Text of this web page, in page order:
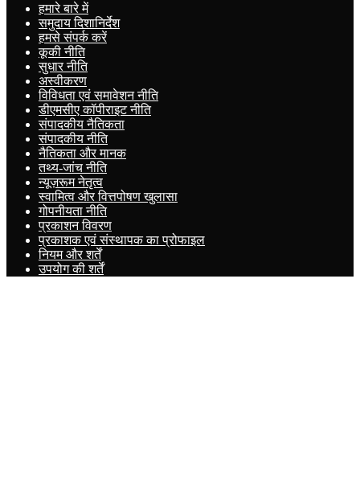
हमारे बारे में
समुदाय दिशानिर्देश
हमसे संपर्क करें
कूकी नीति
सुधार नीति
अस्वीकरण
विविधता एवं समावेशन नीति
डीएमसीए कॉपीराइट नीति
संपादकीय नैतिकता
संपादकीय नीति
नैतिकता और मानक
तथ्य-जांच नीति
न्यूज़रूम नेतृत्व
स्वामित्व और वित्तपोषण खुलासा
गोपनीयता नीति
प्रकाशन विवरण
प्रकाशक एवं संस्थापक का प्रोफाइल
नियम और शर्तें
उपयोग की शर्तें